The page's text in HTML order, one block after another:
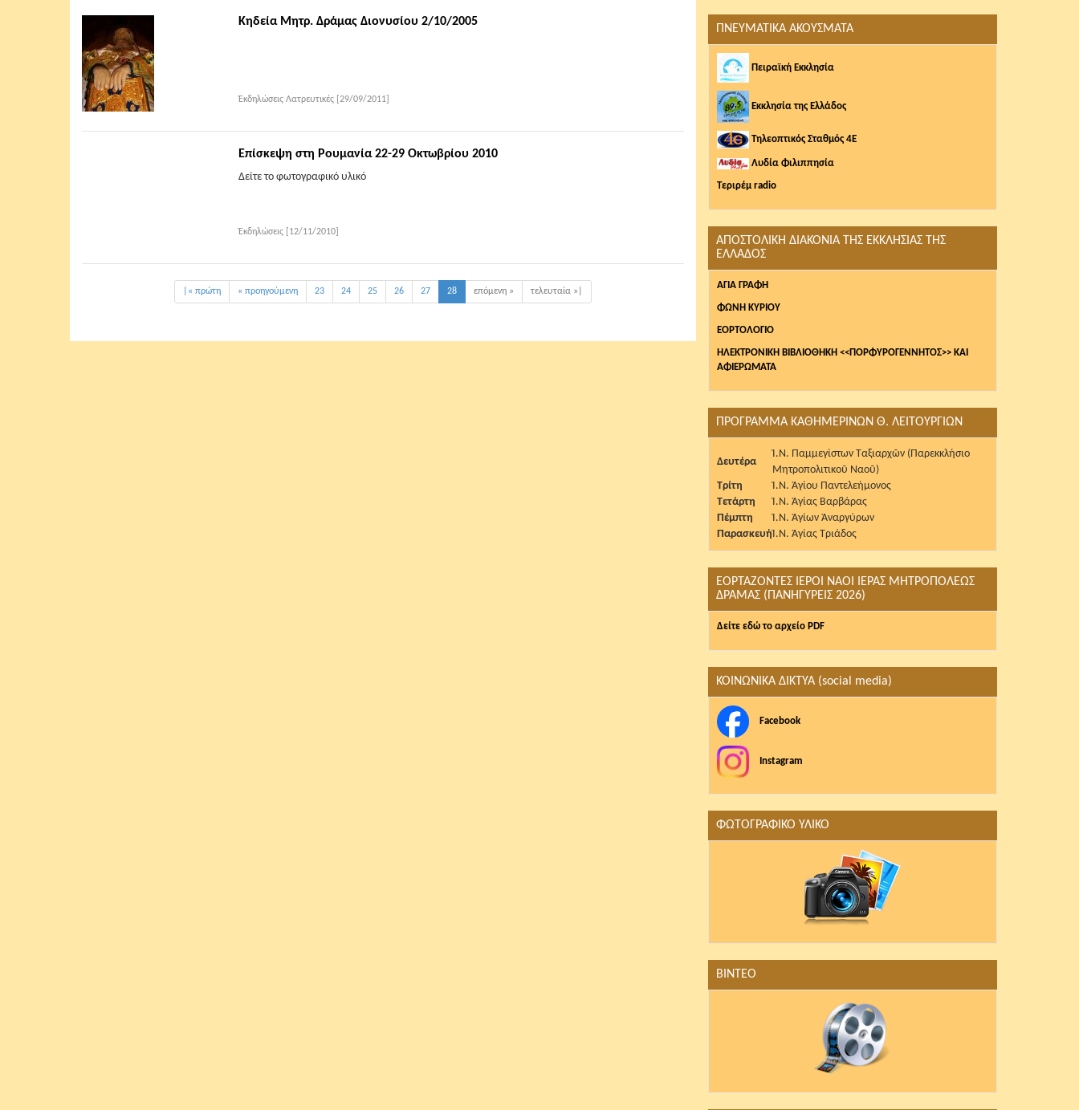
Κηδεία Μητρ. Δράμας Διονυσίου 2/10/2005
Ἐκδηλώσεις Λατρευτικές [29/09/2011]
Επίσκεψη στη Ρουμανία 22-29 Οκτωβρίου 2010
Δείτε το φωτογραφικό υλικό
Ἐκδηλώσεις [12/11/2010]
|« πρώτη « προηγούμενη 23 24 25 26 27 28 επόμενη » τελευταία »|
ΠΝΕΥΜΑΤΙΚΑ ΑΚΟΥΣΜΑΤΑ
Πειραϊκή Εκκλησία
Εκκλησία της Ελλάδος
Τηλεοπτικός Σταθμός 4Ε
Λυδία Φιλιππησία
Τεριρέμ radio
ΑΠΟΣΤΟΛΙΚΗ ΔΙΑΚΟΝΙΑ ΤΗΣ ΕΚΚΛΗΣΙΑΣ ΤΗΣ
ΕΛΛΑΔΟΣ
AΓΙΑ ΓΡΑΦΗ
ΦΩΝΗ ΚΥΡΙΟΥ
ΕΟΡΤΟΛΟΓΙΟ
ΗΛΕΚΤΡΟΝΙΚΗ ΒΙΒΛΙΟΘΗΚΗ <<ΠΟΡΦΥΡΟΓΕΝΝΗΤΟΣ>> ΚΑΙ
ΑΦΙΕΡΩΜΑΤΑ
ΠΡΟΓΡΑΜΜΑ ΚΑΘΗΜΕΡΙΝΩΝ Θ. ΛΕΙΤΟΥΡΓΙΩΝ
Δευτέρα
Ἱ.Ν. Παμμεγίστων Ταξιαρχῶν (Παρεκκλήσιο
Μητροπολιτικοῦ Ναοῦ)
Τρίτη
Ἱ.Ν. Ἁγίου Παντελεήμονος
Τετάρτη
Ἱ.Ν. Ἁγίας Βαρβάρας
Πέμπτη
Ἱ.Ν. Ἁγίων Ἀναργύρων
ΠαρασκευήἹ.Ν. Ἁγίας Τριάδος
ΕΟΡΤΑΖΟΝΤΕΣ ΙΕΡΟΙ ΝΑΟΙ ΙΕΡΑΣ ΜΗΤΡΟΠΟΛΕΩΣ
ΔΡΑΜΑΣ (ΠΑΝΗΓΥΡΕΙΣ 2026)
Δείτε εδώ το αρχείο PDF
ΚΟΙΝΩΝΙΚΑ ΔΙΚΤΥΑ (social media)
Facebook
Instagram
ΦΩΤΟΓΡΑΦΙΚΟ ΥΛΙΚΟ
ΒΙΝΤΕΟ